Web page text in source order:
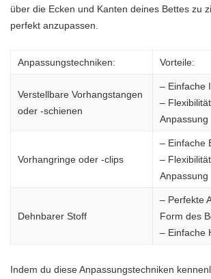
über die Ecken und Kanten deines Bettes zu
perfekt anzupassen.
Anpassungstechniken: Vorteile:
Verstellbare Vorhangstangen
oder -schienen
– Einfache
–
Anpassung
Vorhangringe oder -clips
– Einfache
–
Anpassung
Dehnbarer Stoff
– Perfekte
Form des
– Einfache
Indem du diese Anpassungstechniken